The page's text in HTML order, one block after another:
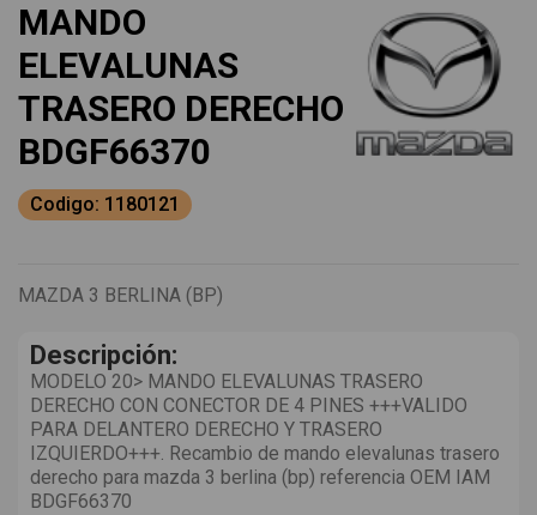
MANDO
ELEVALUNAS
TRASERO DERECHO
BDGF66370
Codigo: 1180121
MAZDA 3 BERLINA (BP)
Descripción:
MODELO 20> MANDO ELEVALUNAS TRASERO
DERECHO CON CONECTOR DE 4 PINES +++VALIDO
PARA DELANTERO DERECHO Y TRASERO
IZQUIERDO+++. Recambio de mando elevalunas trasero
derecho para mazda 3 berlina (bp) referencia OEM IAM
BDGF66370